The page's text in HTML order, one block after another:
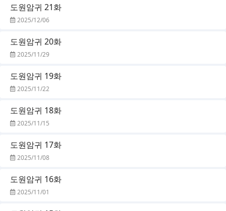
도원암귀 21화
2025/12/06
도원암귀 20화
2025/11/29
도원암귀 19화
2025/11/22
도원암귀 18화
2025/11/15
도원암귀 17화
2025/11/08
도원암귀 16화
2025/11/01